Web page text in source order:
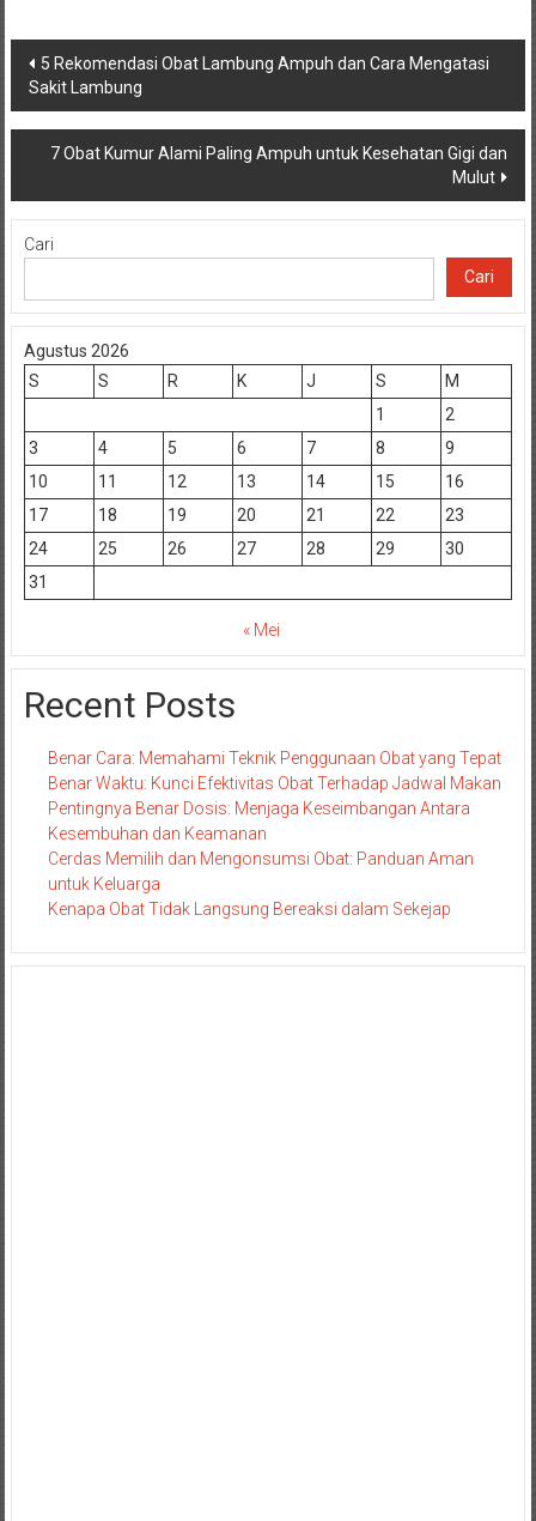
Navigasi
pos
5 Rekomendasi Obat Lambung Ampuh dan Cara Mengatasi
Sakit Lambung
7 Obat Kumur Alami Paling Ampuh untuk Kesehatan Gigi dan
Mulut
Cari
Cari
Agustus 2026
S
S R K J S
M
1
2
3
4 5 6 7 8
9
10
11 12 13 14 15
16
17
18 19 20 21 22
23
24
25 26 27 28 29
30
31
« Mei
Recent Posts
Benar Cara: Memahami Teknik Penggunaan Obat yang Tepat
Benar Waktu: Kunci Efektivitas Obat Terhadap Jadwal Makan
Pentingnya Benar Dosis: Menjaga Keseimbangan Antara
Kesembuhan dan Keamanan
Cerdas Memilih dan Mengonsumsi Obat: Panduan Aman
untuk Keluarga
Kenapa Obat Tidak Langsung Bereaksi dalam Sekejap